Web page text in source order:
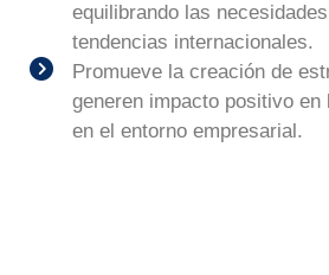
equilibrando las
tendencias internacionales.
Promueve la creación de
generen impacto positivo
en el entorno empresarial.